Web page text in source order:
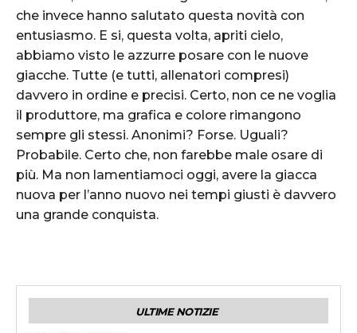
che invece hanno salutato questa novità con
entusiasmo. E si, questa volta, apriti cielo,
abbiamo visto le azzurre posare con le nuove
giacche. Tutte (e tutti, allenatori compresi)
davvero in ordine e precisi. Certo, non ce ne voglia
il produttore, ma grafica e colore rimangono
sempre gli stessi. Anonimi? Forse. Uguali?
Probabile. Certo che, non farebbe male osare di
più. Ma non lamentiamoci oggi, avere la giacca
nuova per l’anno nuovo nei tempi giusti è davvero
una grande conquista.
ULTIME NOTIZIE